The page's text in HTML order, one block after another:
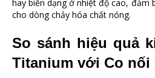
hay biến dạng ở nhiệt độ cao, đảm
cho dòng chảy hóa chất nóng.
So sánh hiệu quả
Titanium với Co nối